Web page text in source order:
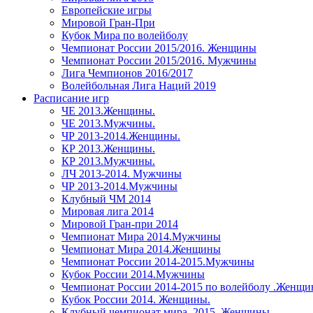
Европейские игры
Мировой Гран-При
Кубок Мира по волейболу
Чемпионат России 2015/2016. Женщины
Чемпионат России 2015/2016. Мужчины
Лига Чемпионов 2016/2017
Волейбольная Лига Наций 2019
Расписание игр
ЧЕ 2013.Женщины.
ЧЕ 2013.Мужчины.
ЧР 2013-2014.Женщины.
КР 2013.Женщины.
КР 2013.Мужчины.
ЛЧ 2013-2014. Мужчины
ЧР 2013-2014.Мужчины
Клубный ЧМ 2014
Мировая лига 2014
Мировой Гран-при 2014
Чемпионат Мира 2014.Мужчины
Чемпионат Мира 2014.Женщины
Чемпионат России 2014-2015.Мужчины
Кубок России 2014.Мужчины
Чемпионат России 2014-2015 по волейболу
Кубок России 2014. Женщины.